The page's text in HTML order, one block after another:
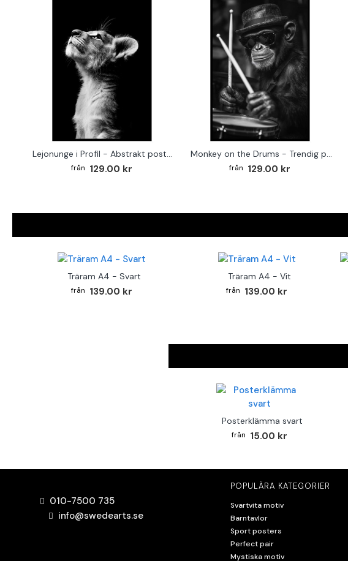
Lejonunge i Profil - Abstrakt poster i svartvitt
129.00 kr
Monkey on the Drums - Trendig poster
129.00 kr
Träram A4 - Svart
139.00 kr
Träram A4 - Vit
139.00 kr
Posterklämma svart
15.00 kr
010-7500 735
info@swedearts.se
POPULÄRA KATEGORIER
Svartvita motiv
Barntavlor
Sport posters
Perfect pair
Mystiska motiv